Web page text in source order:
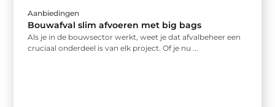
Aanbiedingen
Bouwafval slim afvoeren met big bags
Als je in de bouwsector werkt, weet je dat afvalbeheer een
cruciaal onderdeel is van elk project. Of je nu ...